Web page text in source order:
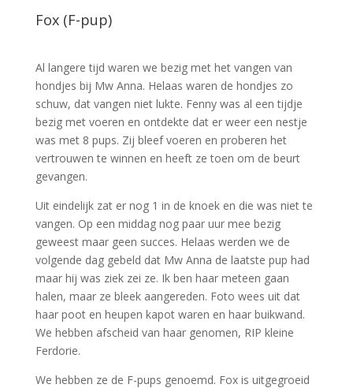
Fox (F-pup)
Al langere tijd waren we bezig met het vangen van
hondjes bij Mw Anna. Helaas waren de hondjes zo
schuw, dat vangen niet lukte. Fenny was al een tijdje
bezig met voeren en ontdekte dat er weer een nestje
was met 8 pups. Zij bleef voeren en proberen het
vertrouwen te winnen en heeft ze toen om de beurt
gevangen.
Uit eindelijk zat er nog 1 in de knoek en die was niet te
vangen. Op een middag nog paar uur mee bezig
geweest maar geen succes. Helaas werden we de
volgende dag gebeld dat Mw Anna de laatste pup had
maar hij was ziek zei ze. Ik ben haar meteen gaan
halen, maar ze bleek aangereden. Foto wees uit dat
haar poot en heupen kapot waren en haar buikwand.
We hebben afscheid van haar genomen, RIP kleine
Ferdorie.
We hebben ze de F-pups genoemd. Fox is uitgegroeid